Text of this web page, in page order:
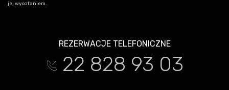
jej wycofaniem.
REZERWACJE TELEFONICZNE
t 22 828 93 03